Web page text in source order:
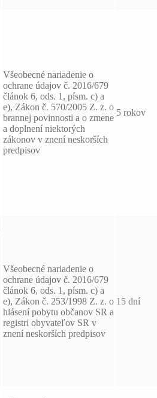
Všeobecné nariadenie o
ochrane údajov č. 2016/679
článok 6, ods. 1, písm. c) a
e), Zákon č. 570/2005 Z. z. o
brannej povinnosti a o zmene
a doplnení niektorých
zákonov v znení neskorších
predpisov
5 rokov
Všeobecné nariadenie o
ochrane údajov č. 2016/679
článok 6, ods. 1, písm. c) a
e), Zákon č. 253/1998 Z. z. o
hlásení pobytu občanov SR a
registri obyvateľov SR v
znení neskorších predpisov
15 dní